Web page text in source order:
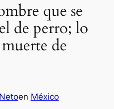
que se
de perro; lo
de
en México